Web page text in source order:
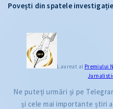
Povești din spatele
Laureat al Premiului
Ne puteți urmări și pe
și cele mai importante știri